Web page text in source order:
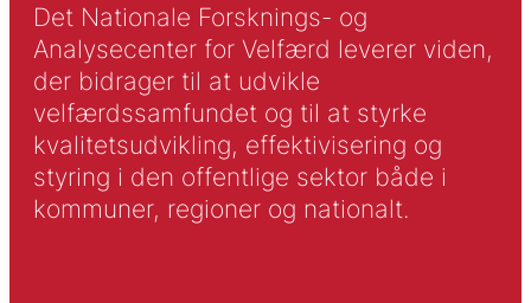
Det Nationale Forsknings- og
Analysecenter for Velfærd leverer viden,
der bidrager til at udvikle
velfærdssamfundet og til at styrke
kvalitetsudvikling, effektivisering og
styring i den offentlige sektor både i
kommuner, regioner og nationalt.